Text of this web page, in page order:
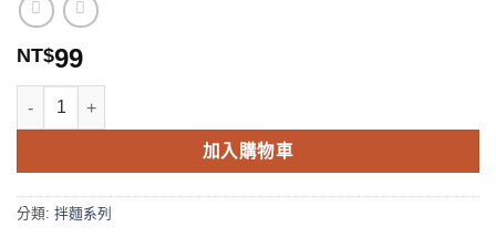
NT$99
【ZIZI】和風雞肉拌麵 (270g/份) 露營 宵夜 小食 點心 不用費神即熱
加入購物車
分類: 拌麵系列